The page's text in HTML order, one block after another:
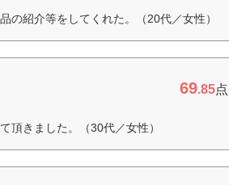
の紹介等をしてくれた。（20代／女性）
69.85点
頂きました。（30代／女性）